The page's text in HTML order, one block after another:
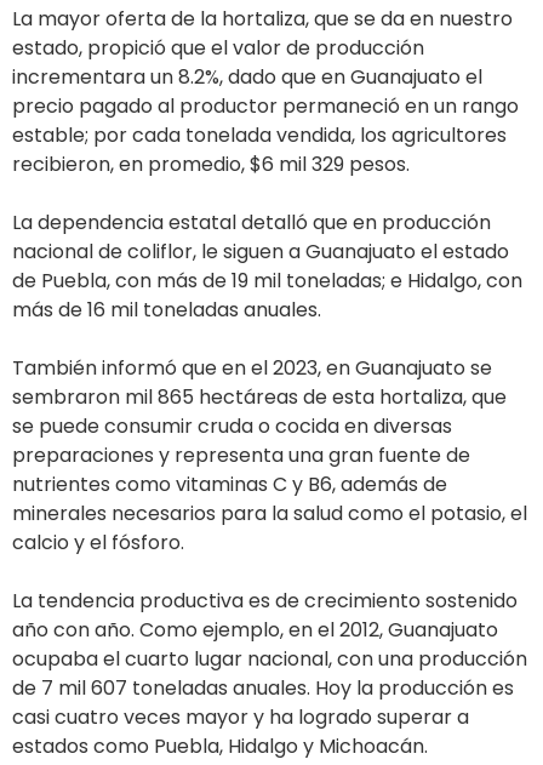
La mayor oferta de la hortaliza, que se da en nuestro
estado, propició que el valor de producción
incrementara un 8.2%, dado que en Guanajuato el
precio pagado al productor permaneció en un rango
estable; por cada tonelada vendida, los agricultores
recibieron, en promedio, $6 mil 329 pesos.
La dependencia estatal detalló que en producción
nacional de coliflor, le siguen a Guanajuato el estado
de Puebla, con más de 19 mil toneladas; e Hidalgo, con
más de 16 mil toneladas anuales.
También informó que en el 2023, en Guanajuato se
sembraron mil 865 hectáreas de esta hortaliza, que
se puede consumir cruda o cocida en diversas
preparaciones y representa una gran fuente de
nutrientes como vitaminas C y B6, además de
minerales necesarios para la salud como el potasio, el
calcio y el fósforo.
La tendencia productiva es de crecimiento sostenido
año con año. Como ejemplo, en el 2012, Guanajuato
ocupaba el cuarto lugar nacional, con una producción
de 7 mil 607 toneladas anuales. Hoy la producción es
casi cuatro veces mayor y ha logrado superar a
estados como Puebla, Hidalgo y Michoacán.